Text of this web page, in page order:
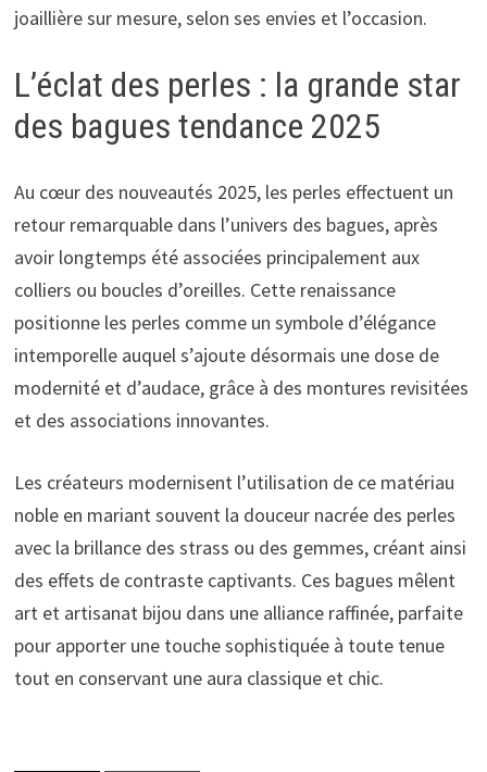
joaillière sur mesure, selon ses envies et l’occasion.
L’éclat des perles : la grande star
des bagues tendance 2025
Au cœur des nouveautés 2025, les perles effectuent un
retour remarquable dans l’univers des bagues, après
avoir longtemps été associées principalement aux
colliers ou boucles d’oreilles. Cette renaissance
positionne les perles comme un symbole d’élégance
intemporelle auquel s’ajoute désormais une dose de
modernité et d’audace, grâce à des montures revisitées
et des associations innovantes.
Les créateurs modernisent l’utilisation de ce matériau
noble en mariant souvent la douceur nacrée des perles
avec la brillance des strass ou des gemmes, créant ainsi
des effets de contraste captivants. Ces bagues mêlent
art et artisanat bijou dans une alliance raffinée, parfaite
pour apporter une touche sophistiquée à toute tenue
tout en conservant une aura classique et chic.